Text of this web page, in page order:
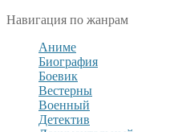
Навигация по жанрам
Аниме
Биография
Боевик
Вестерны
Военный
Детектив